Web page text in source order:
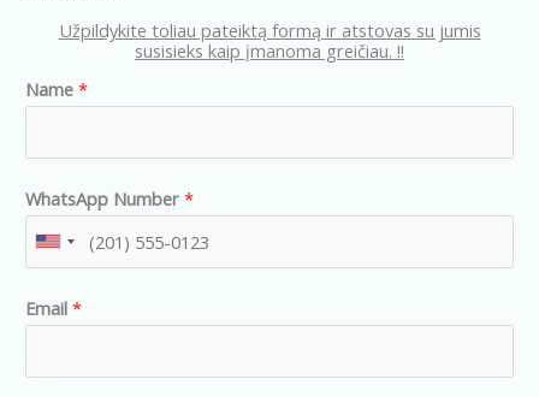
Užpildykite toliau pateiktą formą ir atstovas su jumis
susisieks kaip įmanoma greičiau. !!
Name *
WhatsApp Number *
U
i
e
Email *